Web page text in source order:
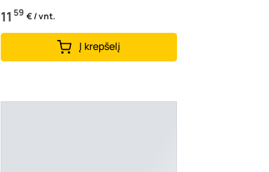
11 59 € / vnt.
Į krepšelį